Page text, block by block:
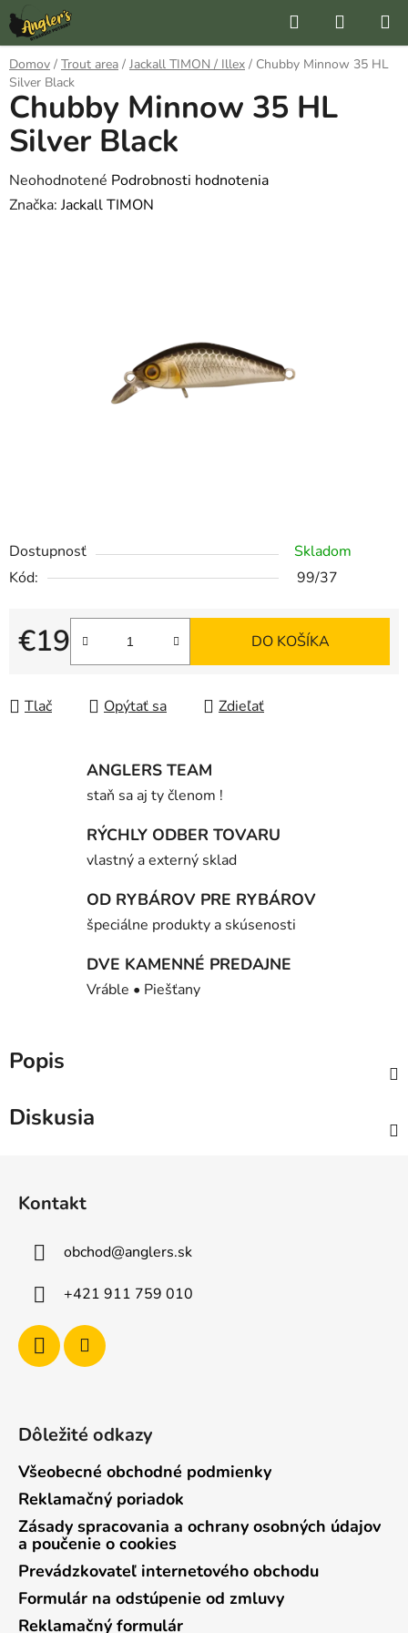
Prejsť
na
obsah
Hľadať
KOŠÍK
Domov / Trout area / Jackall TIMON / Illex / Chubby Minnow 35 HL
Silver Black
Dostupnosť
Skladom
Kód:
99/37
€19
Jednotková cena:
DO KOŠÍKA
Tlač Opýtať sa Zdieľať
Chubby Minnow 35 HL
Silver Black
Priemerné
hodnotenie
Neohodnotené Podrobnosti hodnotenia
Značka:Jackall TIMON
ANGLERS TEAM
staň sa aj ty členom !
RÝCHLY ODBER TOVARU
vlastný a externý sklad
OD RYBÁROV PRE RYBÁROV
špeciálne produkty a skúsenosti
DVE KAMENNÉ PREDAJNE
Vráble • Piešťany
Popis
Diskusia
Kontakt
obchod@anglers.sk
+421 911 759 010
Dôležité odkazy
Všeobecné obchodné podmienky
Reklamačný poriadok
Zásady spracovania a ochrany osobných údajov
a poučenie o cookies
Prevádzkovateľ internetového obchodu
Formulár na odstúpenie od zmluvy
Reklamačný formulár